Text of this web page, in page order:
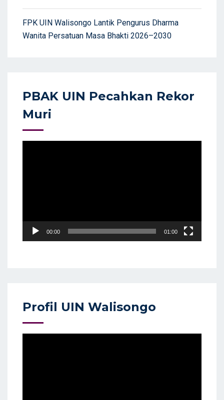
FPK UIN Walisongo Lantik Pengurus Dharma
Wanita Persatuan Masa Bhakti 2026–2030
PBAK UIN Pecahkan Rekor
Muri
00:00 01:00
Profil UIN Walisongo